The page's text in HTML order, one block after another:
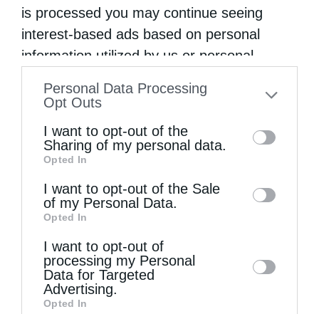
is processed you may continue seeing
interest-based ads based on personal
information utilized by us or personal
to your opt-out. You may separately opt-out
information by third parties on the IAB’s list
of downstream participants. This
information may also be disclosed by us to
third parties on theIAB’s List of
Downstream Participants
disclose it to other third parties.
Personal Data Processing
Opt Outs
I want to opt-out of the
Sharing of my personal data.
Opted In
I want to opt-out of the Sale
of my Personal Data.
Opted In
I want to opt-out of
processing my Personal
Data for Targeted
Advertising.
Opted In
Ένα ακόμη επεισόδιο έγινε τον Απρίλιο, όταν
ο Α. Πιτσιλλίδης (πάλι σε τηλεοπτική
εκπομπή), είχε αναφερθεί με απρέπεια στο
πρόσωπο του Αρχιεπισκόπου Κύπρου
ανοίγοντας νέο κύκλο σχολίων στην
κυπριακή κοινωνία.